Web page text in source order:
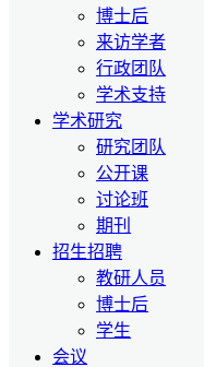
博士后
来访学者
行政团队
学术支持
学术研究
研究团队
公开课
讨论班
期刊
招生招聘
教研人员
博士后
学生
会议